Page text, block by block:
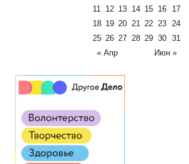
« Апр Июн »
11 12 13 14 15 16
17
18 19 20 21 22 23 24
25 26 27 28 29 30 31